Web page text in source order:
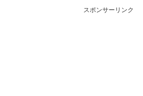
スポンサーリンク